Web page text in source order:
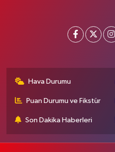
Hava Durumu
Puan Durumu ve Fikstür
Son Dakika Haberleri